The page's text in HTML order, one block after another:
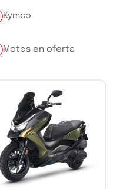
Kymco
Motos en oferta